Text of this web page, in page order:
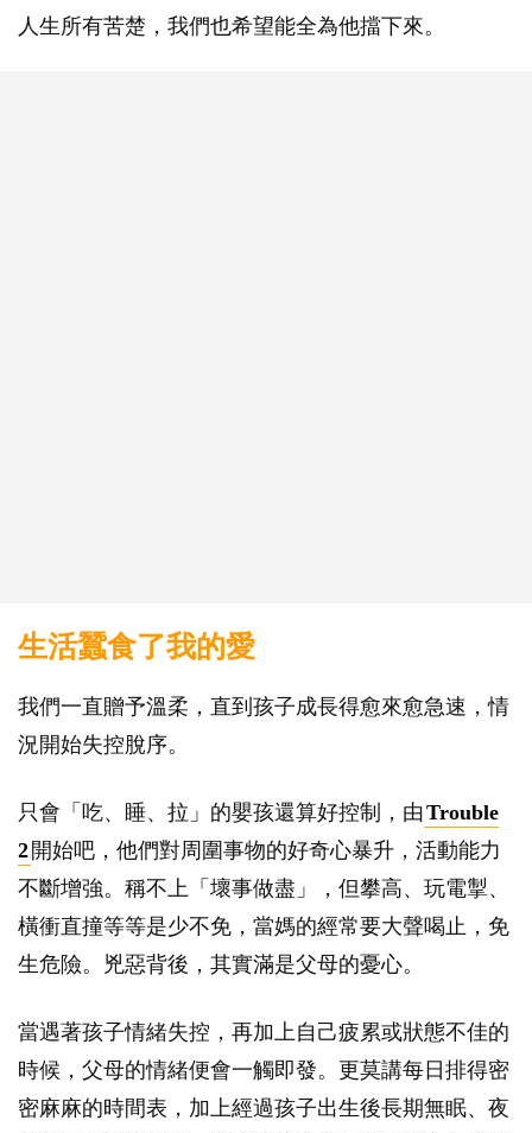
人生所有苦楚，我們也希望能全為他擋下來。
生活蠶食了我的愛
我們一直贈予溫柔，直到孩子成長得愈來愈急速，情
況開始失控脫序。
只會「吃、睡、拉」的嬰孩還算好控制，由Trouble
2 開始吧，他們對周圍事物的好奇心暴升，活動能力
不斷增強。稱不上「壞事做盡」，但攀高、玩電掣、
橫衝直撞等等是少不免，當媽的經常要大聲喝止，免
生危險。兇惡背後，其實滿是父母的憂心。
當遇著孩子情緒失控，再加上自己疲累或狀態不佳的
時候，父母的情緒便會一觸即發。更莫講每日排得密
密麻麻的時間表，加上經過孩子出生後長期無眠、夜